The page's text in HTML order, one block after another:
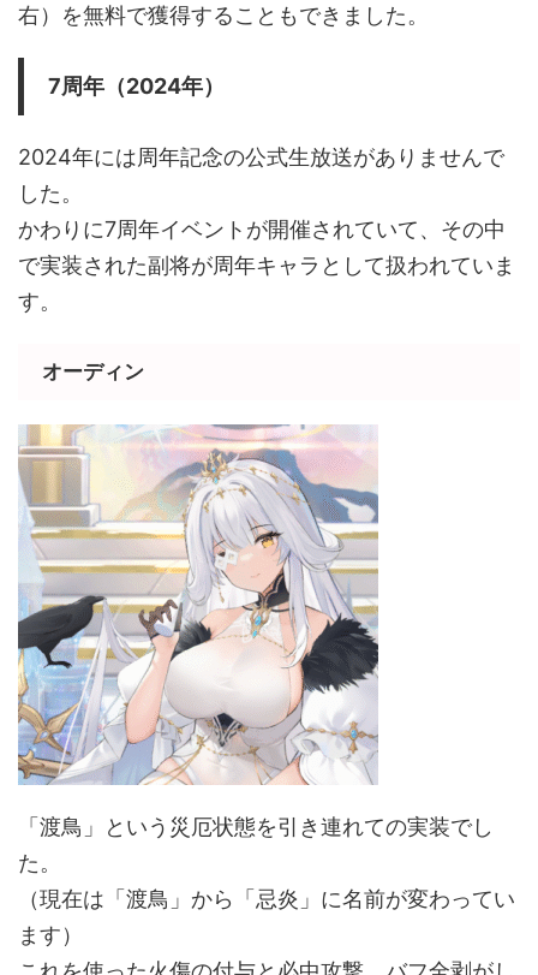
右）を無料で獲得することもできました。
7周年（2024年）
2024年には周年記念の公式生放送がありませんで
した。
かわりに7周年イベントが開催されていて、その中
で実装された副将が周年キャラとして扱われていま
す。
オーディン
「渡鳥」という災厄状態を引き連れての実装でし
た。
（現在は「渡鳥」から「忌炎」に名前が変わってい
ます）